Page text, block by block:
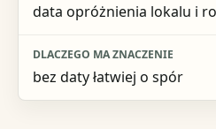
data opróżnienia lokalu i
bez daty łatwiej o spór